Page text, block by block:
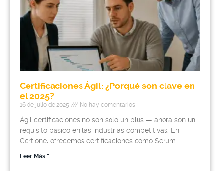
Certificaciones Ágil: ¿Porqué son clave en
el 2025?
16 de julio de 2025 No hay comentarios
Ágil certificaciones no son solo un plus — ahora son un
requisito básico en las industrias competitivas. En
Certione, ofrecemos certificaciones como Scrum
Leer Más "